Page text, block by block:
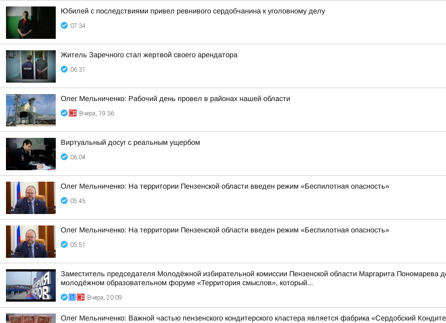
Юбилей с последствиями привел ревнивого сердобчанина к уголовному делу
07:34
Житель Заречного стал жертвой своего арендатора
06:31
Олег Мельниченко: Рабочий день провел в районах нашей области
Вчера, 19:36
Виртуальный досуг с реальным ущербом
06:04
Олег Мельниченко: На территории Пензенской области введен режим «Беспилотная опасность»
05:45
Олег Мельниченко: На территории Пензенской области введен режим «Беспилотная опасность»
05:51
Заместитель председателя Молодёжной избирательной комиссии Пензенской области Маргарита Пономарева
молодёжном образовательном форуме «Территория смыслов», который...
Вчера, 20:09
Олег Мельниченко: Важной частью пензенского кондитерского кластера является фабрика «Сердобский